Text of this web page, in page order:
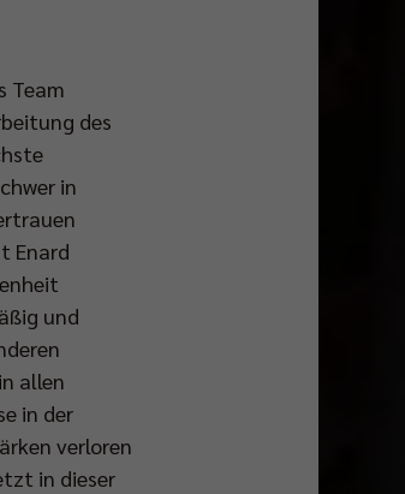
Team
des
in
Enard
und
allen
in der
verloren
in dieser